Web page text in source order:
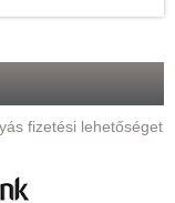
fizetési lehetőséget